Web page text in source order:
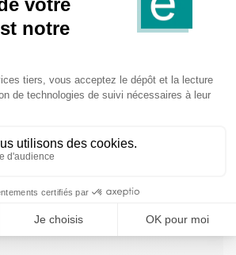
de l’énergie ou du numérique, est
stratégique en Europe. Il est l’objet
de financement public.